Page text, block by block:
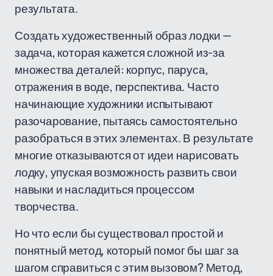
результата.
Создать художественный образ лодки —
задача, которая кажется сложной из-за
множества деталей: корпус, паруса,
отражения в воде, перспектива. Часто
начинающие художники испытывают
разочарование, пытаясь самостоятельно
разобраться в этих элементах. В результате
многие отказываются от идеи нарисовать
лодку, упуская возможность развить свои
навыки и насладиться процессом
творчества.
Но что если бы существовал простой и
понятный метод, который помог бы шаг за
шагом справиться с этим вызовом? Метод,